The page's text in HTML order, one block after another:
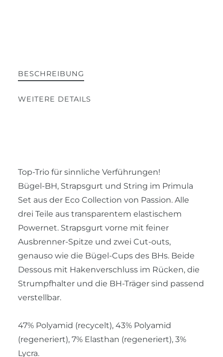
BESCHREIBUNG
WEITERE DETAILS
Top-Trio für sinnliche Verführungen!
Bügel-BH, Strapsgurt und String im Primula
Set aus der Eco Collection von Passion. Alle
drei Teile aus transparentem elastischem
Powernet. Strapsgurt vorne mit feiner
Ausbrenner-Spitze und zwei Cut-outs,
genauso wie die Bügel-Cups des BHs. Beide
Dessous mit Hakenverschluss im Rücken, die
Strumpfhalter und die BH-Träger sind passend
verstellbar.
47% Polyamid (recycelt), 43% Polyamid
(regeneriert), 7% Elasthan (regeneriert), 3%
Lycra.